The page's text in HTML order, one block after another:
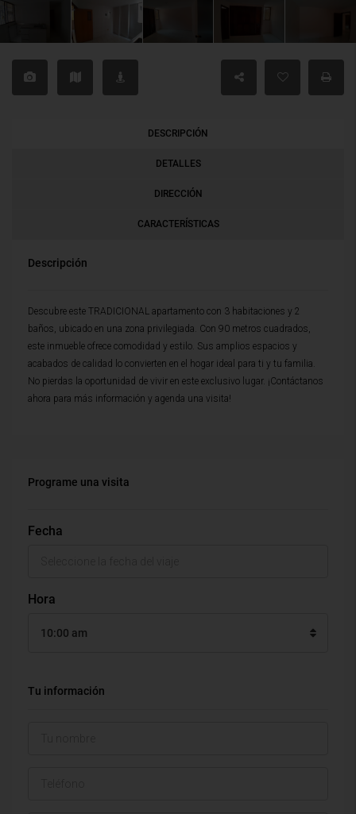
DESCRIPCIÓN
DETALLES
DIRECCIÓN
CARACTERÍSTICAS
Descripción
Descubre este TRADICIONAL apartamento con 3 habitaciones y 2
baños, ubicado en una zona privilegiada. Con 90 metros cuadrados,
este inmueble ofrece comodidad y estilo. Sus amplios espacios y
acabados de calidad lo convierten en el hogar ideal para ti y tu familia.
No pierdas la oportunidad de vivir en este exclusivo lugar. ¡Contáctanos
ahora para más información y agenda una visita!
Programe una visita
Fecha
Hora
10:00 am
Tu información